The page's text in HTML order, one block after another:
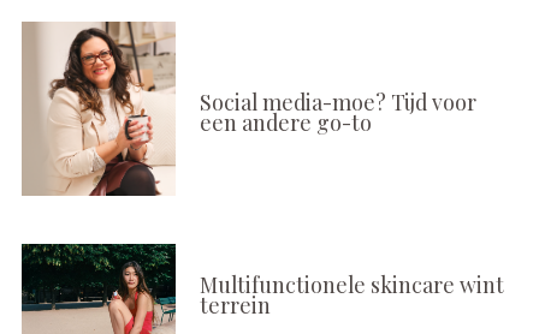
Social media-moe? Tijd voor
een andere go-to
Multifunctionele skincare wint
terrein